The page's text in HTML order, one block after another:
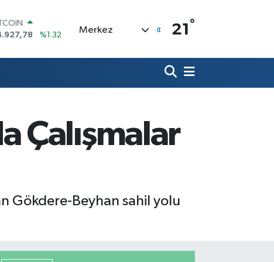
%0.08
%-0.02
%11
%1.32
Merkez 21 °
Çalışmalar
Gökdere-Beyhan sahil yolu